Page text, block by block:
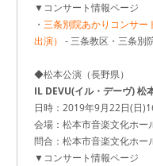
▼コンサート情報ページ
・ 三条別院あかりコンサ
出演） - 三条教区・三条別
◆松本公演（長野県）
IL DEVU(イル・デーヴ) 松
日時：2019年9月22日(日
会場：松本市音楽文化ホー
問合：松本市音楽文化ホ
▼コンサート情報ページ